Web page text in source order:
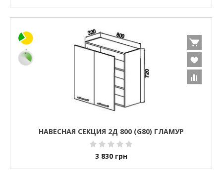
НАВЕСНАЯ СЕКЦИЯ 2Д 800 (G80) ГЛАМУР
3 830 грн